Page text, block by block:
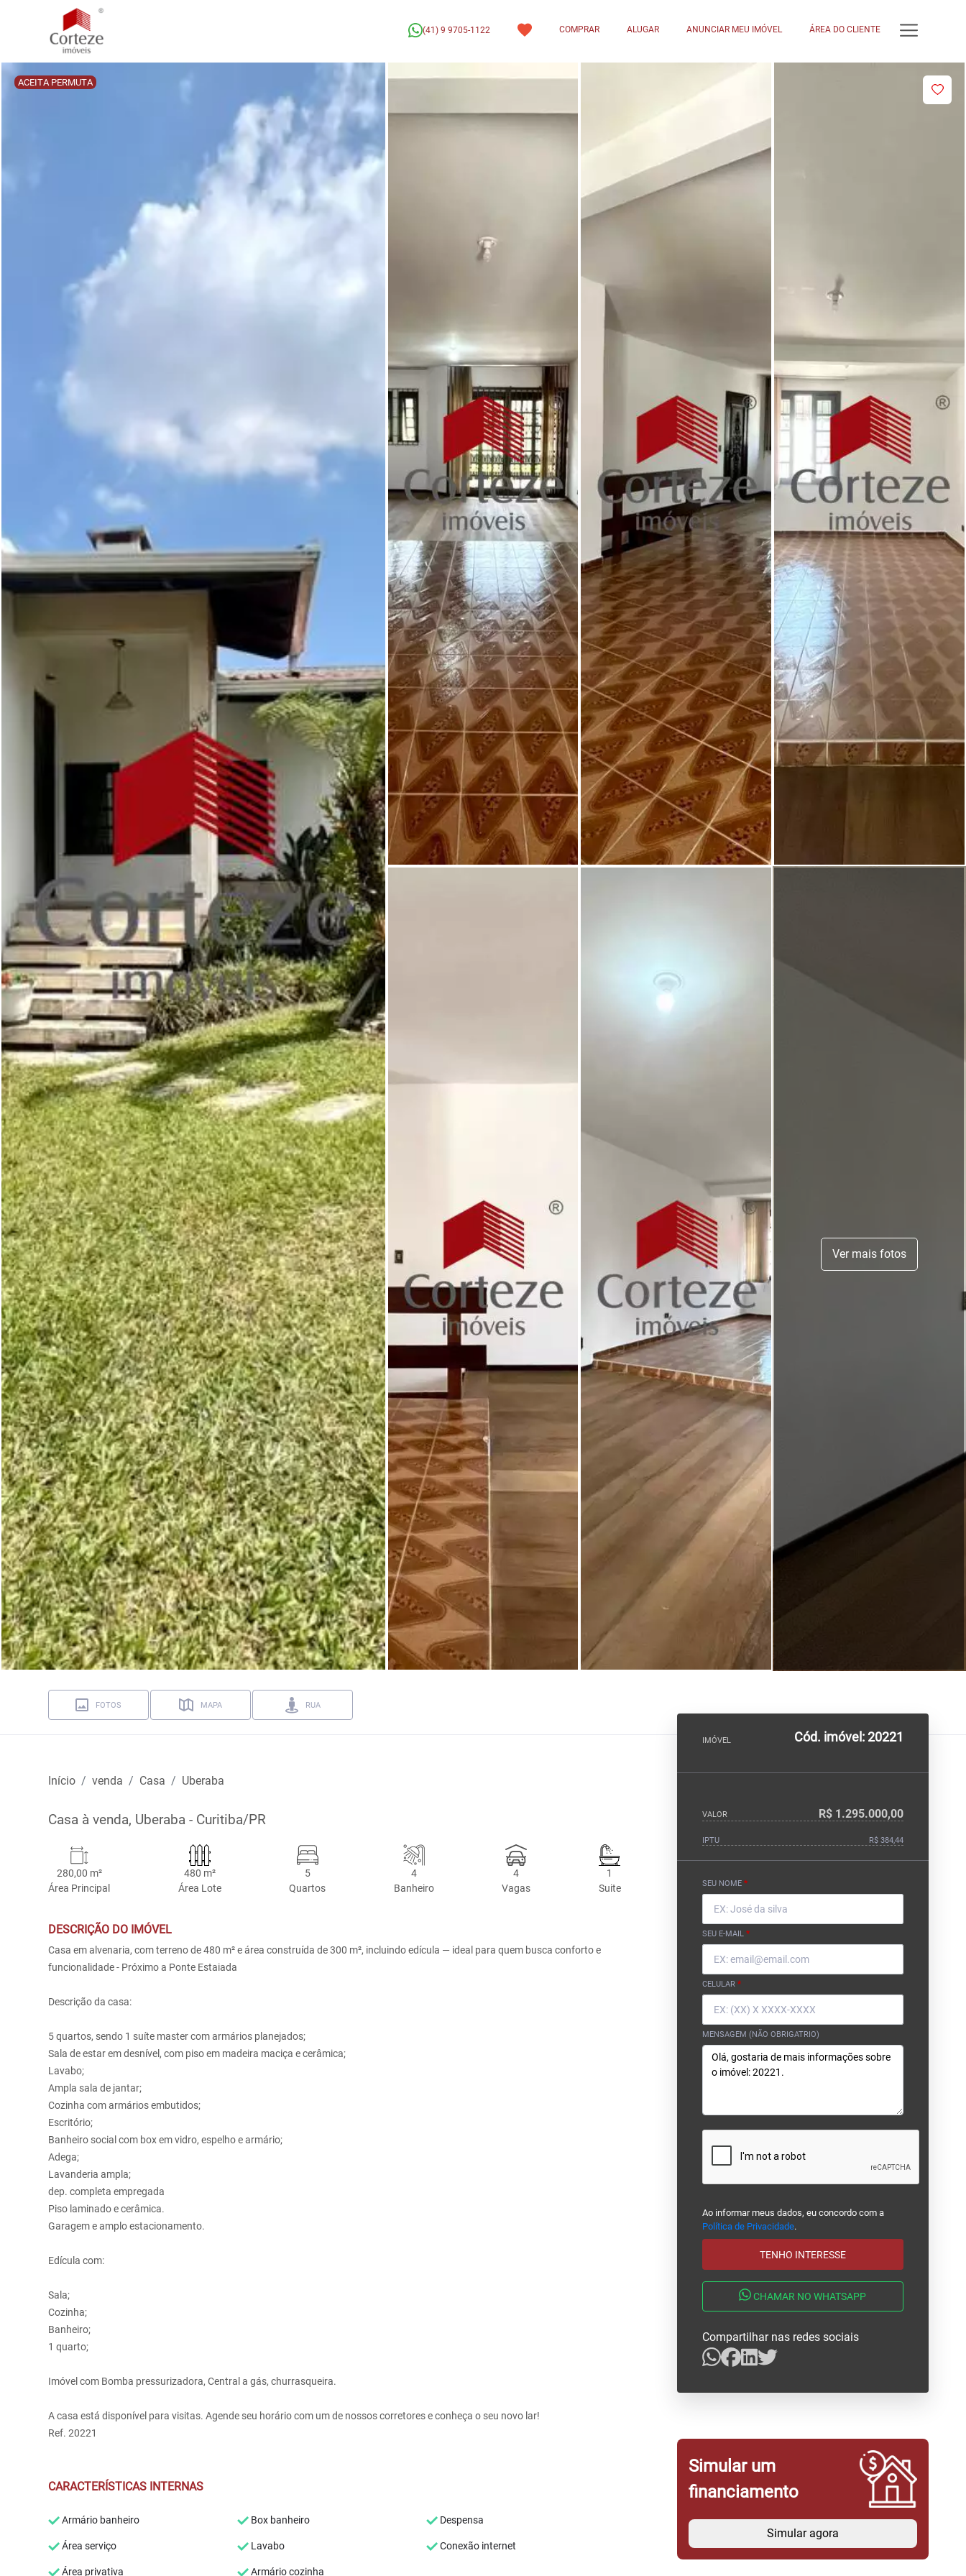
(41) 9 9705-1122 COMPRAR ALUGAR ANUNCIAR MEU IMÓVEL ÁREA DO CLIENTE
ACEITA PERMUTA
Ver mais fotos
FOTOS MAPA RUA
Início venda Casa Uberaba
Casa à venda, Uberaba - Curitiba/PR
280,00 m²
Área Principal
480 m²
Área Lote
5
Quartos
4
Banheiro
4
Vagas
1
Suite
DESCRIÇÃO DO IMÓVEL
Casa em alvenaria, com terreno de 480 m² e área construída de 300 m², incluindo edícula — ideal para quem busca conforto e
funcionalidade - Próximo a Ponte Estaiada
Descrição da casa:
5 quartos, sendo 1 suíte master com armários planejados;
Sala de estar em desnível, com piso em madeira maciça e cerâmica;
Lavabo;
Ampla sala de jantar;
Cozinha com armários embutidos;
Escritório;
Banheiro social com box em vidro, espelho e armário;
Adega;
Lavanderia ampla;
dep. completa empregada
Piso laminado e cerâmica.
Garagem e amplo estacionamento.
Edícula com:
Sala;
Cozinha;
Banheiro;
1 quarto;
Imóvel com Bomba pressurizadora, Central a gás, churrasqueira.
A casa está disponível para visitas. Agende seu horário com um de nossos corretores e conheça o seu novo lar!
Ref. 20221
CARACTERÍSTICAS INTERNAS
Armário banheiro Box banheiro Despensa
Área serviço Lavabo Conexão internet
Área privativa Armário cozinha
IMÓVEL Cód. imóvel: 20221
VALOR R$ 1.295.000,00
IPTU R$ 384,44
SEU NOME *
SEU E-MAIL *
CELULAR *
MENSAGEM (NÃO OBRIGATRIO)
Ao informar meus dados, eu concordo com a
Política de Privacidade.
TENHO INTERESSE
CHAMAR NO WHATSAPP
Compartilhar nas redes sociais
Simular um
financiamento
Simular agora